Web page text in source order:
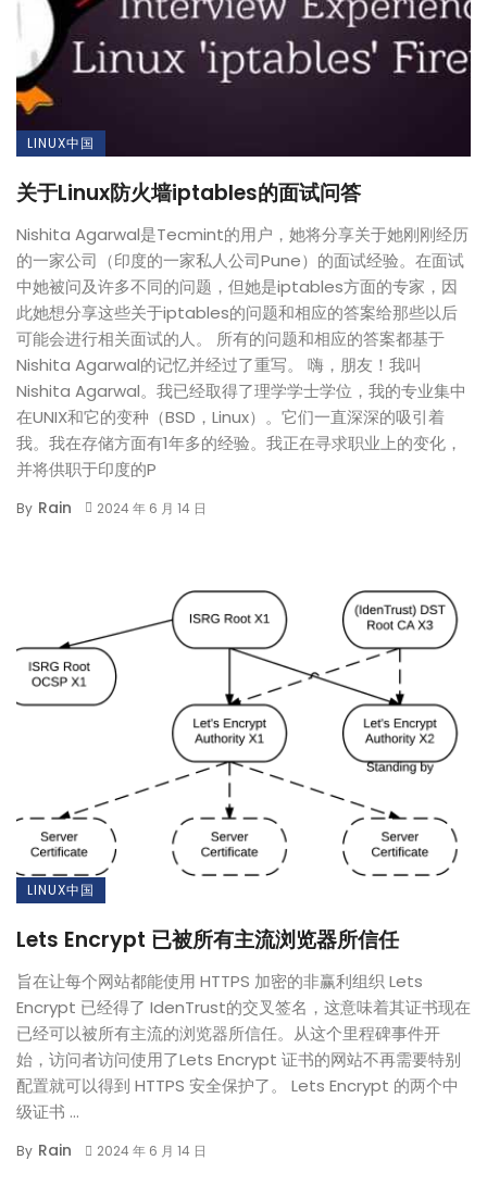
LINUX中国
关于Linux防火墙iptables的面试问答
Nishita Agarwal是Tecmint的用户，她将分享关于她刚刚经历
的一家公司（印度的一家私人公司Pune）的面试经验。在面试
中她被问及许多不同的问题，但她是iptables方面的专家，因
此她想分享这些关于iptables的问题和相应的答案给那些以后
可能会进行相关面试的人。 所有的问题和相应的答案都基于
Nishita Agarwal的记忆并经过了重写。 嗨，朋友！我叫
Nishita Agarwal。我已经取得了理学学士学位，我的专业集中
在UNIX和它的变种（BSD，Linux）。它们一直深深的吸引着
我。我在存储方面有1年多的经验。我正在寻求职业上的变化，
并将供职于印度的P
By Rain 2024 年 6 月 14 日
LINUX中国
Lets Encrypt 已被所有主流浏览器所信任
旨在让每个网站都能使用 HTTPS 加密的非赢利组织 Lets
Encrypt 已经得了 IdenTrust的交叉签名，这意味着其证书现在
已经可以被所有主流的浏览器所信任。从这个里程碑事件开
始，访问者访问使用了Lets Encrypt 证书的网站不再需要特别
配置就可以得到 HTTPS 安全保护了。 Lets Encrypt 的两个中
级证书 ...
By Rain 2024 年 6 月 14 日